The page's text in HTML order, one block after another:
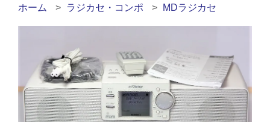
ホーム ラジカセ・コンポ MDラジカセ